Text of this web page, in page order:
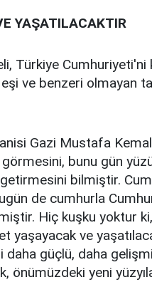
YAŞATILACAKTIR
Türkiye Cumhuriyeti'ni
ve benzeri olmayan
Gazi Mustafa
bunu gün
bilmiştir.
de cumhurla
Hiç kuşku
yaşayacak ve
daha güçlü, daha
önümüzdeki yeni